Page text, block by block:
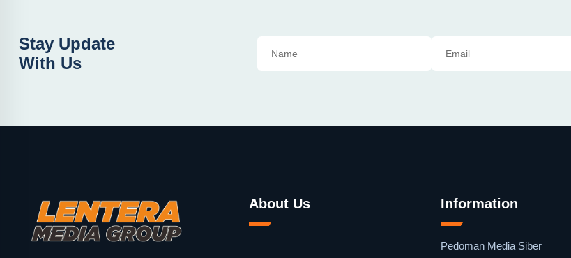
Stay Update
With Us
About Us Information
Pedoman Media Siber